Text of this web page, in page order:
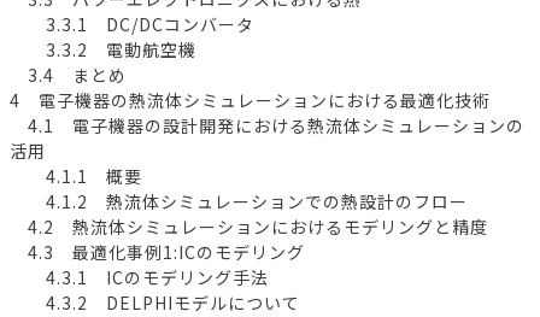
3.3.1 DC/DCコンバータ
3.3.2 電動航空機
3.4 まとめ
4 電子機器の熱流体シミュレーションにおける最適化技術
4.1 電子機器の設計開発における熱流体シミュレーションの
活用
4.1.1 概要
4.1.2 熱流体シミュレーションでの熱設計のフロー
4.2 熱流体シミュレーションにおけるモデリングと精度
4.3 最適化事例1:ICのモデリング
4.3.1 ICのモデリング手法
4.3.2 DELPHIモデルについて